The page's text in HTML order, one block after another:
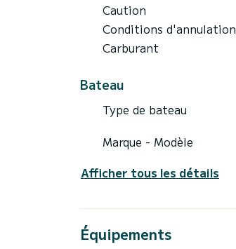
Caution
Conditions d'annulation
Carburant
Bateau
Type de bateau
Marque - Modèle
Afficher tous les détails
Équipements